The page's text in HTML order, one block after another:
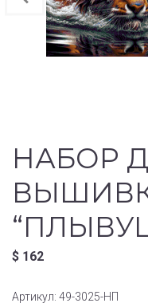
НАБОР
$ 162
Артикул: 49-3025-НП